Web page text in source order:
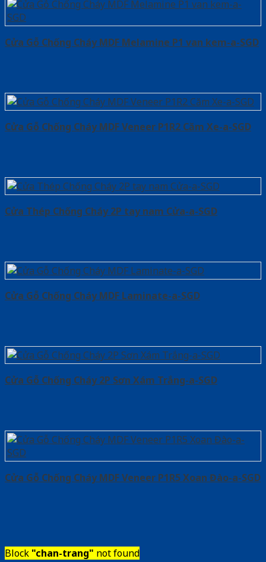
Cửa Gỗ Chống Cháy MDF Melamine P1 van kem-a-SGD
Cửa Gỗ Chống Cháy MDF Veneer P1R2 Căm Xe-a-SGD
Cửa Thép Chống Cháy 2P tay nam Cửa-a-SGD
Cửa Gỗ Chống Cháy MDF Laminate-a-SGD
Cửa Gỗ Chống Cháy 2P Sơn Xám Trắng-a-SGD
Cửa Gỗ Chống Cháy MDF Veneer P1R5 Xoan Đào-a-SGD
Block "chan-trang" not found